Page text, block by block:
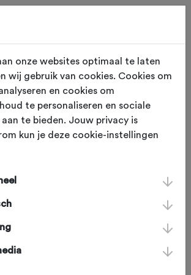
toevoegen voor:
De Peel startplaats
2025 - 11-7-2025
helpt andere sportieve fietsers op
deze toertocht?
onze websites optimaal te laten
wij gebruik van cookies. Cookies om
en cookies om
te personaliseren en sociale
te bieden. Jouw privacy is
kun je deze cookie-instellingen